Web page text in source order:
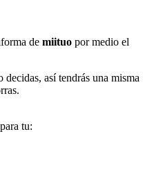
de miituo por medio el
así tendrás una misma
tu: